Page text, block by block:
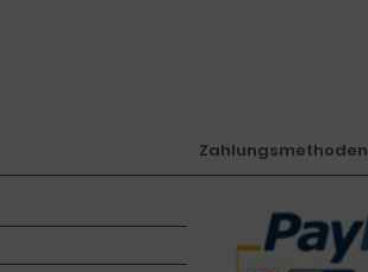
Zahlungsmethoden